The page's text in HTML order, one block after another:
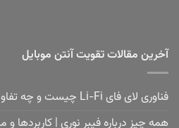
آخرین مقالات تقویت آنتن موبایل
فناوری لای فای Li-Fi چیست و چه تفاوتی با وای فای Wi-Fi دارد؟
همه چیز درباره فیبر نوری | کاربردها و